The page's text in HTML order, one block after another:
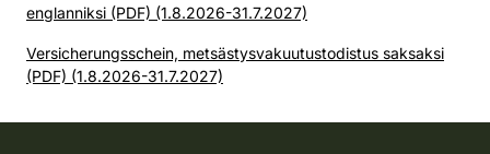
englanniksi (PDF) (1.8.2026-31.7.2027)
Versicherungsschein, metsästysvakuutustodistus saksaksi
(PDF) (1.8.2026-31.7.2027)